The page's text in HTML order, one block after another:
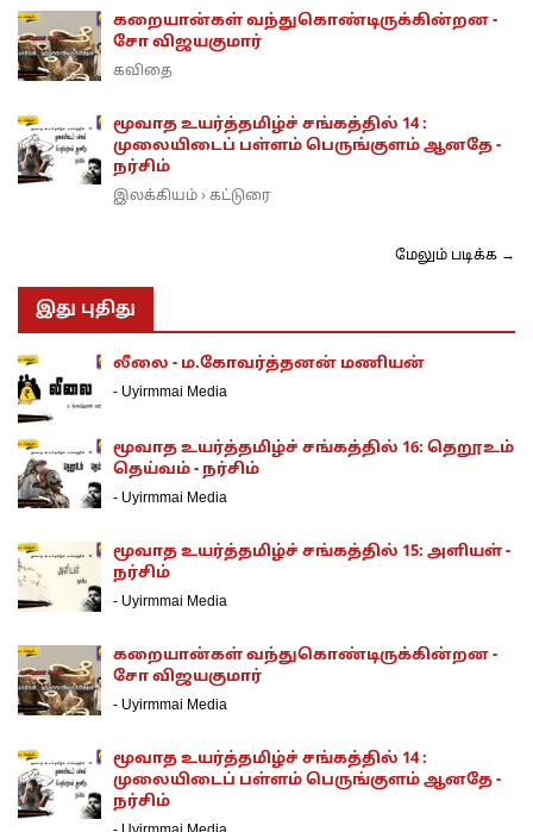
கறையான்கள் வந்துகொண்டிருக்கின்றன -
சோ விஜயகுமார்
கவிதை
மூவாத உயர்த்தமிழ்ச் சங்கத்தில் 14 :
முலையிடைப் பள்ளம் பெருங்குளம் ஆனதே -
நர்சிம்
இலக்கியம் › கட்டுரை
மேலும் படிக்க →
இது புதிது
லீலை - ம.கோவர்த்தனன் மணியன்
- Uyirmmai Media
மூவாத உயர்த்தமிழ்ச் சங்கத்தில் 16: தெறூஉம்
தெய்வம் - நர்சிம்
- Uyirmmai Media
மூவாத உயர்த்தமிழ்ச் சங்கத்தில் 15: அளியள் -
நர்சிம்
- Uyirmmai Media
கறையான்கள் வந்துகொண்டிருக்கின்றன -
சோ விஜயகுமார்
- Uyirmmai Media
மூவாத உயர்த்தமிழ்ச் சங்கத்தில் 14 :
முலையிடைப் பள்ளம் பெருங்குளம் ஆனதே -
நர்சிம்